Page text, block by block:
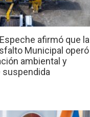
Espeche afirmó que la
Municipal operó
ambiental y
suspendida